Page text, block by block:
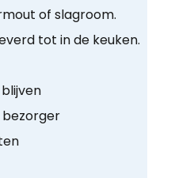
of slagroom.
tot in de keuken.